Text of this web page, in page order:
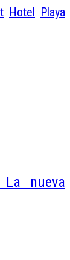
Hotel Playa
nueva